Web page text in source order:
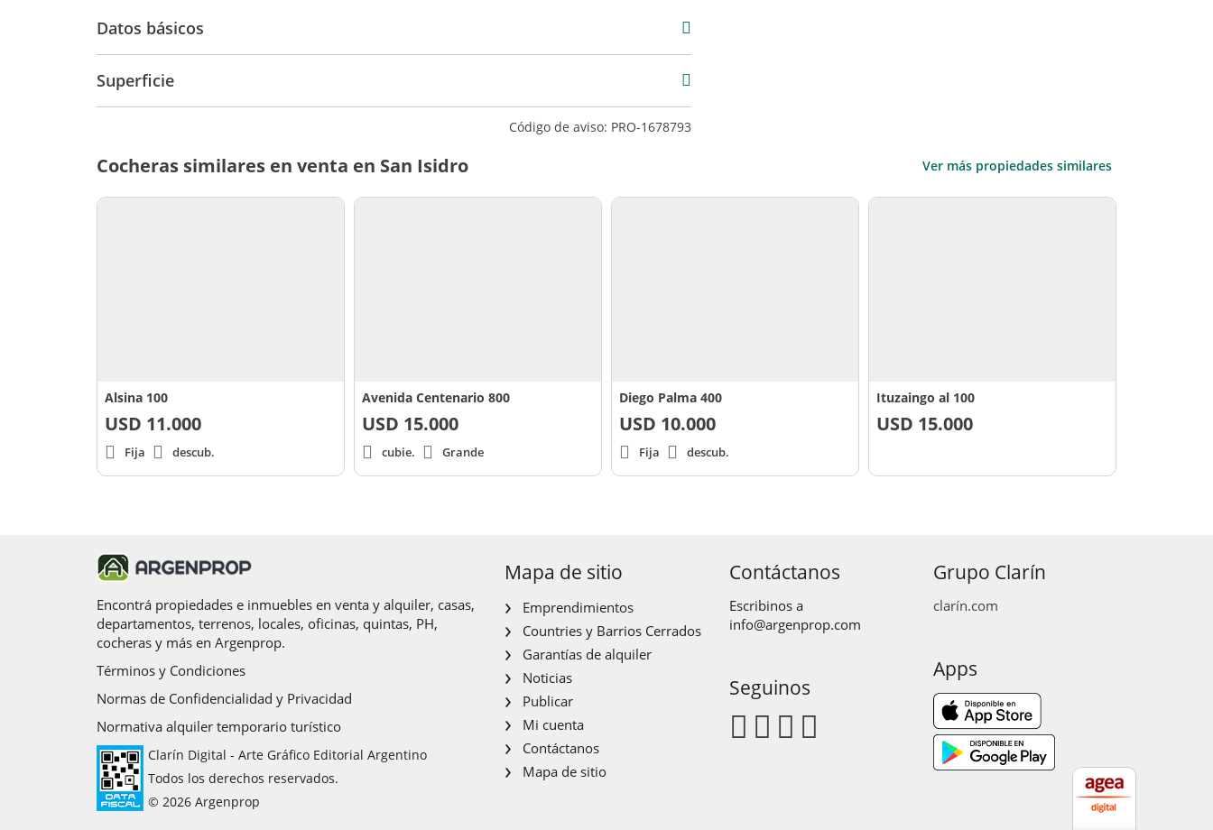
Datos básicos
Superficie
Código de aviso: PRO-1678793
Cocheras similares en venta en San Isidro Ver más propiedades similares
Alsina 100
USD 11.000
Fija descub.
Avenida Centenario 800
USD 15.000
cubie. Grande
Diego Palma 400
USD 10.000
Fija descub.
Ituzaingo al 100
USD 15.000
Encontrá propiedades e inmuebles en venta y alquiler, casas,
departamentos, terrenos, locales, oficinas, quintas, PH,
cocheras y más en Argenprop.
Términos y Condiciones
Normas de Confidencialidad y Privacidad
Normativa alquiler temporario turístico
Clarín Digital - Arte Gráfico Editorial Argentino
Todos los derechos reservados.
© 2026 Argenprop
Mapa de sitio
Emprendimientos
Countries y Barrios Cerrados
Garantías de alquiler
Noticias
Publicar
Mi cuenta
Contáctanos
Mapa de sitio
Contáctanos
Escribinos a
info@argenprop.com
Seguinos
Grupo Clarín
clarín.com
Apps